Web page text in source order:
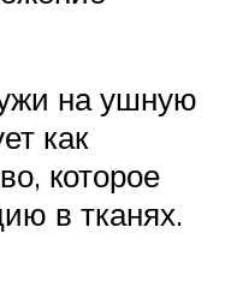
на ушную
как
которое
в тканях.